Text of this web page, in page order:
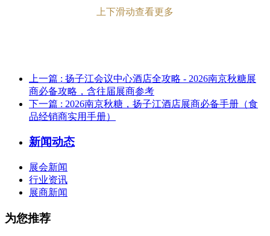
天津市龙康食品有限责任公司
安徽泰独特食品科技有限责任公司
河南余同乐实业有限公司
浙江乡下香食品有限公司
福建闽佳鹭食品有限公司（俏逗妈）
上下滑动查看更多
上一篇 : 扬子江会议中心酒店全攻略 - 2026南京秋糖展
商必备攻略，含往届展商参考
下一篇 : 2026南京秋糖，扬子江酒店展商必备手册（食
品经销商实用手册）
新闻动态
展会新闻
行业资讯
展商新闻
为您推荐